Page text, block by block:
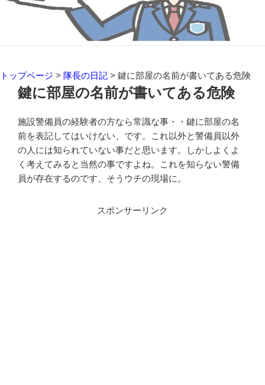
トップページ > 隊長の日記 > 鍵に部屋の名前が書いてある危険
鍵に部屋の名前が書いてある危険
施設警備員の経験者の方なら常識な事・・鍵に部屋の名
前を表記してはいけない、です。これ以外と警備員以外
の人には知られていない事だと思います。しかしよくよ
く考えてみると当然の事ですよね。これを知らない警備
員が存在するのです、そうウチの現場に。
スポンサーリンク